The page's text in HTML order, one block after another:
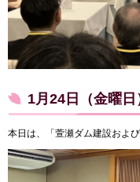
1月24日（金曜日
本日は、「萱瀬ダム建設およ